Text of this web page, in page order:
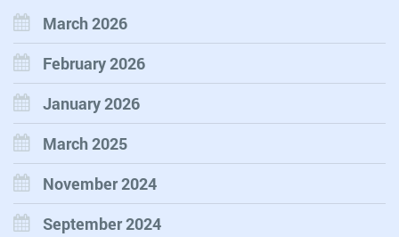
March 2026
February 2026
January 2026
March 2025
November 2024
September 2024